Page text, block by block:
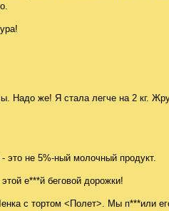
Надо же! Я стала легче на 2 кг.
это не 5%-ный молочный продукт.
е***й беговой дорожки!
с тортом <Полет>. Мы п***или